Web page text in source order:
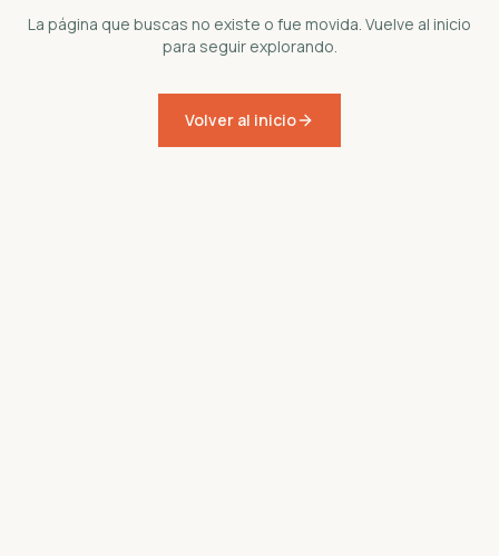
La página que buscas no existe o fue movida. Vuelve al inicio
para seguir explorando.
Volver al inicio